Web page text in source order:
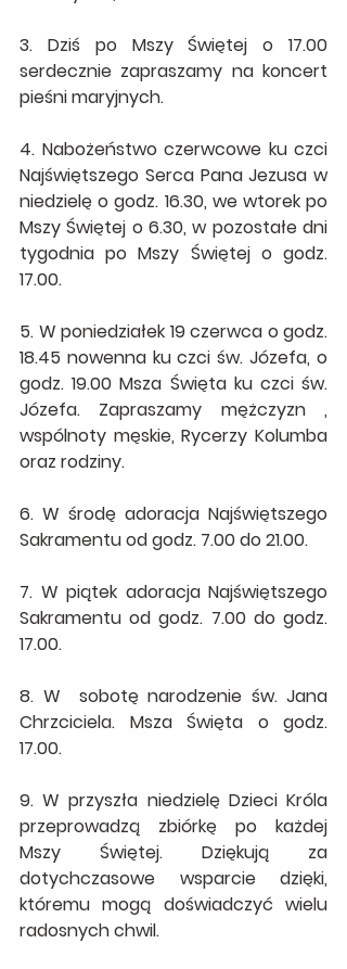
3. Dziś po Mszy Świętej o 17.00
serdecznie zapraszamy na koncert
pieśni maryjnych.
4. Nabożeństwo czerwcowe ku czci
Najświętszego Serca Pana Jezusa w
niedzielę o godz. 16.30, we wtorek po
Mszy Świętej o 6.30, w pozostałe dni
tygodnia po Mszy Świętej o godz.
17.00.
5. W poniedziałek 19 czerwca o godz.
18.45 nowenna ku czci św. Józefa, o
godz. 19.00 Msza Święta ku czci św.
Józefa. Zapraszamy mężczyzn ,
wspólnoty męskie, Rycerzy Kolumba
oraz rodziny.
6. W środę adoracja Najświętszego
Sakramentu od godz. 7.00 do 21.00.
7. W piątek adoracja Najświętszego
Sakramentu od godz. 7.00 do godz.
17.00.
8. W  sobotę narodzenie św. Jana
Chrzciciela. Msza Święta o godz.
17.00.
9. W przyszła niedzielę Dzieci Króla
przeprowadzą zbiórkę po każdej
Mszy Świętej. Dziękują za
dotychczasowe wsparcie dzięki,
któremu mogą doświadczyć wielu
radosnych chwil.